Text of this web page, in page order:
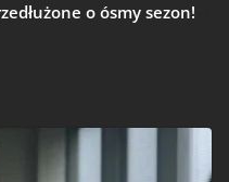
o ósmy sezon!